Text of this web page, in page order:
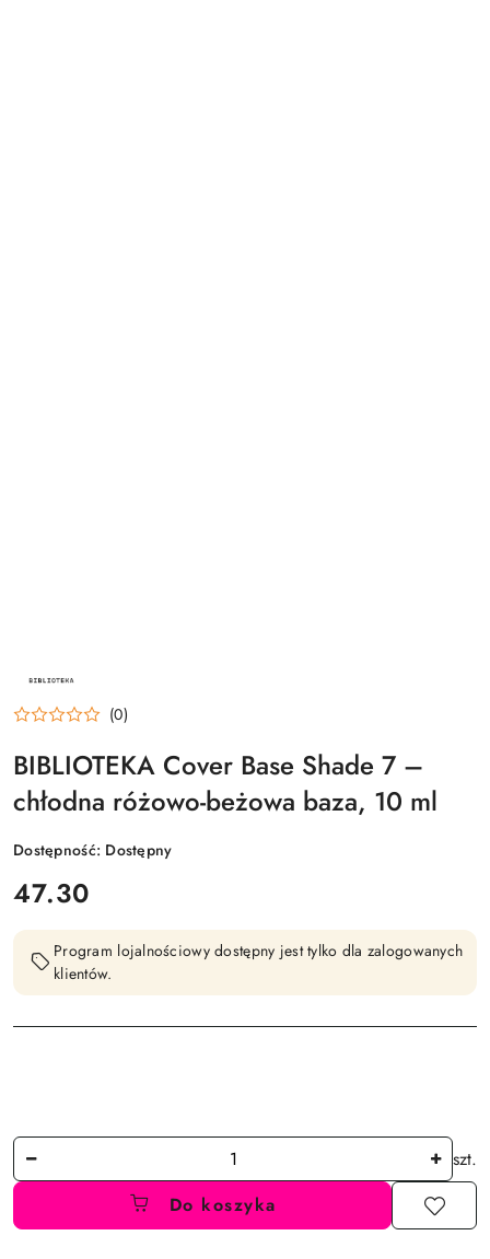
NAZWA
PRODUCENTA:
BIBLIOTEKA (0)
BIBLIOTEKA Cover Base Shade 7 –
chłodna różowo-beżowa baza, 10 ml
Dostępność: Dostępny
cena:
47.30
Program lojalnościowy dostępny jest tylko dla zalogowanych
klientów.
Ilość
szt.
Do koszyka